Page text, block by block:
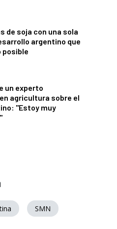
de soja con una sola
argentino que
posible
un experto
agricultura sobre el
"Estoy muy
SMN